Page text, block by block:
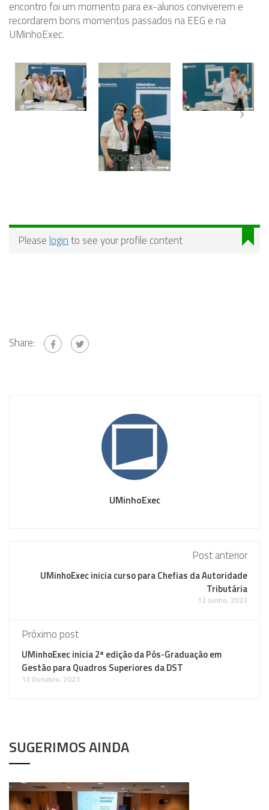
encontro foi um momento para ex-alunos conviverem e
recordarem bons momentos passados na EEG e na
UMinhoExec.
Please loginto see your profile content
Share:
UMinhoExec
Post anterior
UMinhoExec inicia curso para Chefias da Autoridade
Tributária
12 Junho, 2023
Próximo post
UMinhoExec inicia 2ª edição da Pós-Graduação em
Gestão para Quadros Superiores da DST
13 Outubro, 2023
SUGERIMOS AINDA